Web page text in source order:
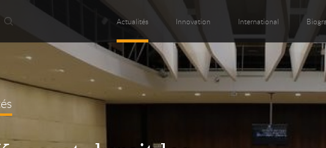
Actualités Innovation International